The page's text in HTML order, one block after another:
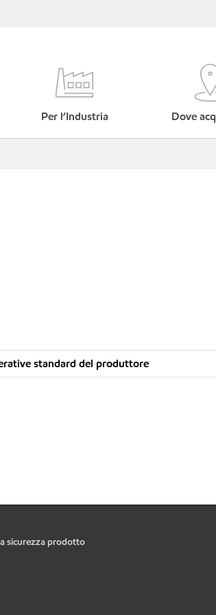
Per l’Industria Dove
standard del produttore
sicurezza prodotto